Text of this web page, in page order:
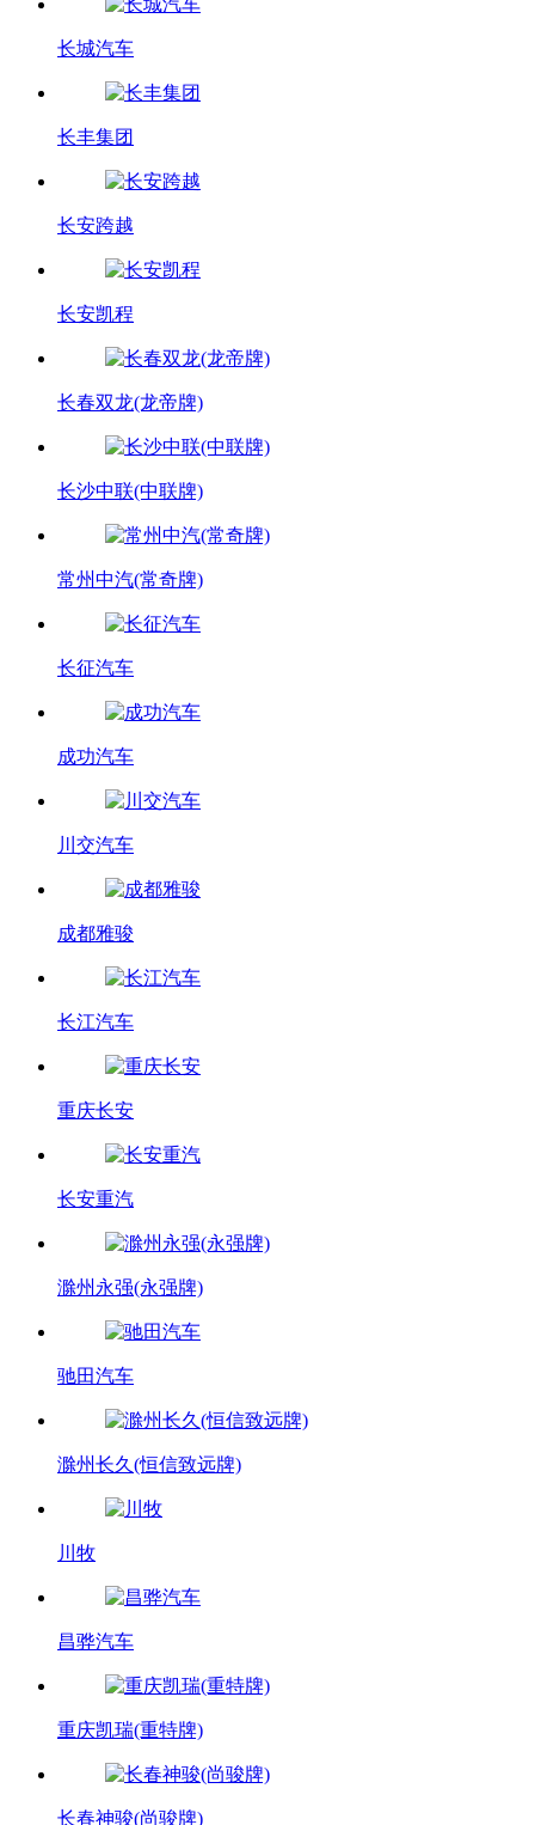
长城汽车
长丰集团
长安跨越
长安凯程
长春双龙(龙帝牌)
长沙中联(中联牌)
常州中汽(常奇牌)
长征汽车
成功汽车
川交汽车
成都雅骏
长江汽车
重庆长安
长安重汽
滁州永强(永强牌)
驰田汽车
滁州长久(恒信致远牌)
川牧
昌骅汽车
重庆凯瑞(重特牌)
长春神骏(尚骏牌)